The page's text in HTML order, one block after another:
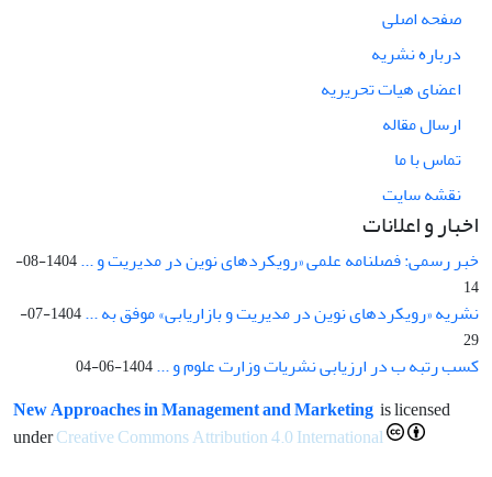
صفحه اصلی
درباره نشریه
اعضای هیات تحریریه
ارسال مقاله
تماس با ما
نقشه سایت
اخبار و اعلانات
خبر رسمی: فصلنامه علمی «رویکردهای نوین در مدیریت و ...
1404-08-
14
نشریه «رویکردهای نوین در مدیریت و بازاریابی» موفق به ...
1404-07-
29
کسب رتبه ب در ارزیابی نشریات وزارت علوم و ...1404-06-04
New Approaches in Management and Marketing is licensed
underCreative Commons Attribution 4.0 International